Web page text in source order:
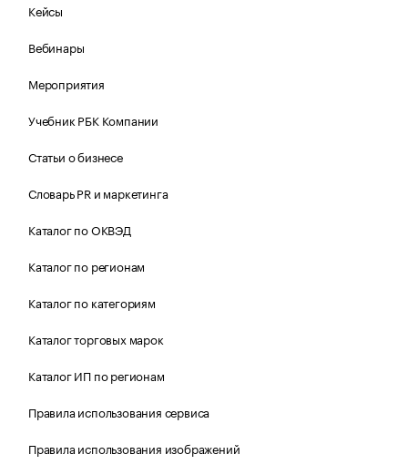
Кейсы
Вебинары
Мероприятия
Учебник РБК Компании
Статьи о бизнесе
Словарь PR и маркетинга
Каталог по ОКВЭД
Каталог по регионам
Каталог по категориям
Каталог торговых марок
Каталог ИП по регионам
Правила использования сервиса
Правила использования изображений